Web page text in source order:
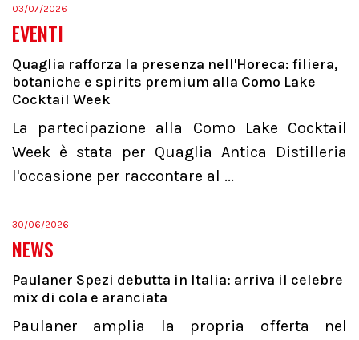
03/07/2026
EVENTI
Quaglia rafforza la presenza nell'Horeca: filiera,
botaniche e spirits premium alla Como Lake
Cocktail Week
La partecipazione alla Como Lake Cocktail
Week è stata per Quaglia Antica Distilleria
l'occasione per raccontare al ...
30/06/2026
NEWS
Paulaner Spezi debutta in Italia: arriva il celebre
mix di cola e aranciata
Paulaner amplia la propria offerta nel